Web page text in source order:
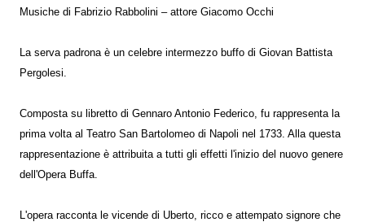
Musiche di Fabrizio Rabbolini – attore Giacomo Occhi
La serva padrona è un celebre intermezzo buffo di Giovan Battista
Pergolesi.
Composta su libretto di Gennaro Antonio Federico, fu rappresenta la
prima volta al Teatro San Bartolomeo di Napoli nel 1733. Alla questa
rappresentazione è attribuita a tutti gli effetti l'inizio del nuovo genere
dell'Opera Buffa.
L'opera racconta le vicende di Uberto, ricco e attempato signore che